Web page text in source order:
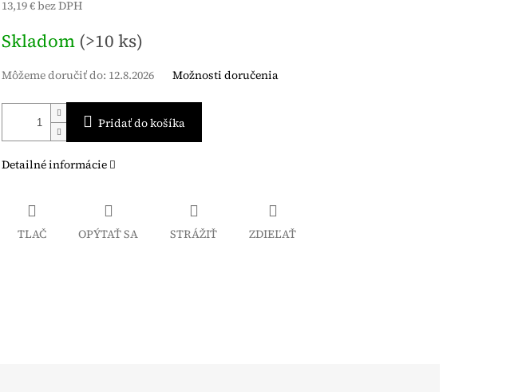
13,19 € bez DPH
cena:
Skladom (>10 ks)
Môžeme doručiť do: 12.8.2026 Možnosti doručenia
Pridať do košíka
Detailné informácie
TLAČ OPÝTAŤ SA STRÁŽIŤ ZDIEĽAŤ